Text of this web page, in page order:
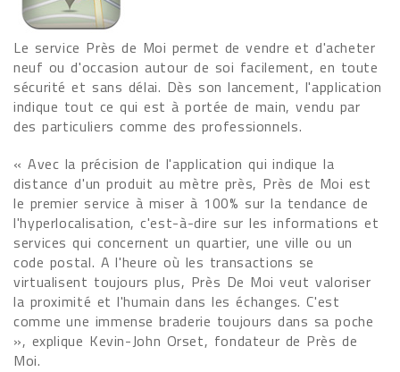
Le service Près de Moi permet de vendre et d'acheter
neuf ou d'occasion autour de soi facilement, en toute
sécurité et sans délai. Dès son lancement, l'application
indique tout ce qui est à portée de main, vendu par
des particuliers comme des professionnels.
« Avec la précision de l'application qui indique la
distance d'un produit au mètre près, Près de Moi est
le premier service à miser à 100% sur la tendance de
l'hyperlocalisation, c'est-à-dire sur les informations et
services qui concernent un quartier, une ville ou un
code postal. A l'heure où les transactions se
virtualisent toujours plus, Près De Moi veut valoriser
la proximité et l'humain dans les échanges. C'est
comme une immense braderie toujours dans sa poche
», explique Kevin-John Orset, fondateur de Près de
Moi.